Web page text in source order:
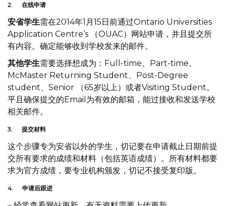
2. 在线申请
安省学生需在2014年1月15日前通过Ontario Universities
Application Centre’s （OUAC）网站申请，并且提交所
有内容。确定能够收到学校发来的邮件。
其他学生需要选择想成为：Full-time、Part-time、
McMaster Returning Student、Post-Degree
student、Senior （65岁以上）或者Visiting Student。
平且确保提交的Email为有效的邮箱，能过接收和发送学校
相关邮件。
3. 提交材料
这个步骤专为安省以外的学生，切记要在申请截止日期前提
交所有要求的成绩和材料（包括英语成绩）。所有材料都要
求为官方成绩，要专业机构颁发，切记不接受复印版。
4. 申请后跟进